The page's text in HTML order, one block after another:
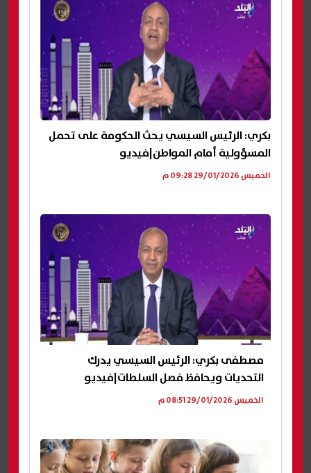
بكري: الرئيس السيسي يحث الحكومة على تحمل
المسؤولية أمام المواطن|فيديو
الخميس 29/01/2026 09:28 م
مصطفى بكري: الرئيس السيسي يدرك
التحديات ويحافظ فصل السلطات|فيديو
الخميس 29/01/2026 08:51 م